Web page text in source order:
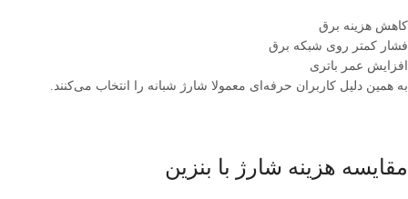
کاهش هزینه برق
فشار کمتر روی شبکه برق
افزایش عمر باتری
به همین دلیل کاربران حرفه‌ای معمولا شارژ شبانه را انتخاب می‌کنند.
مقایسه هزینه شارژ با بنزین